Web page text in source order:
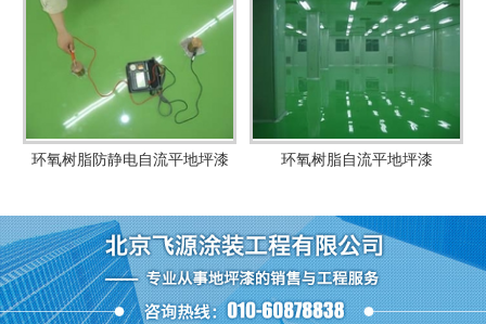
环氧树脂防静电自流平地坪漆 环氧树脂自流平地坪漆